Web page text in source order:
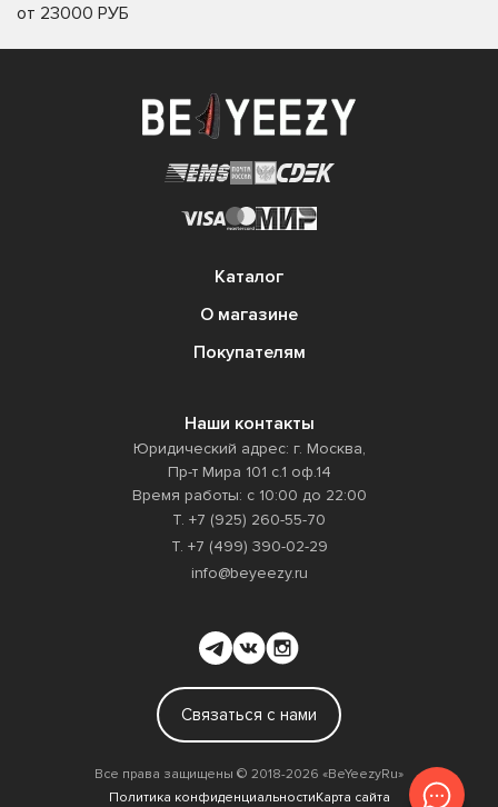
от 23000 РУБ
Каталог
О магазине
Покупателям
Наши контакты
Юридический адрес: г. Москва,
Пр-т Мира 101 с.1 оф.14
Время работы: с 10:00 до 22:00
Т. +7 (925) 260-55-70
Т. +7 (499) 390-02-29
info@beyeezy.ru
Связаться с нами
Все права защищены ©️ 2018-2026 «BeYeezyRu»
Политика конфиденциальностиКарта сайта